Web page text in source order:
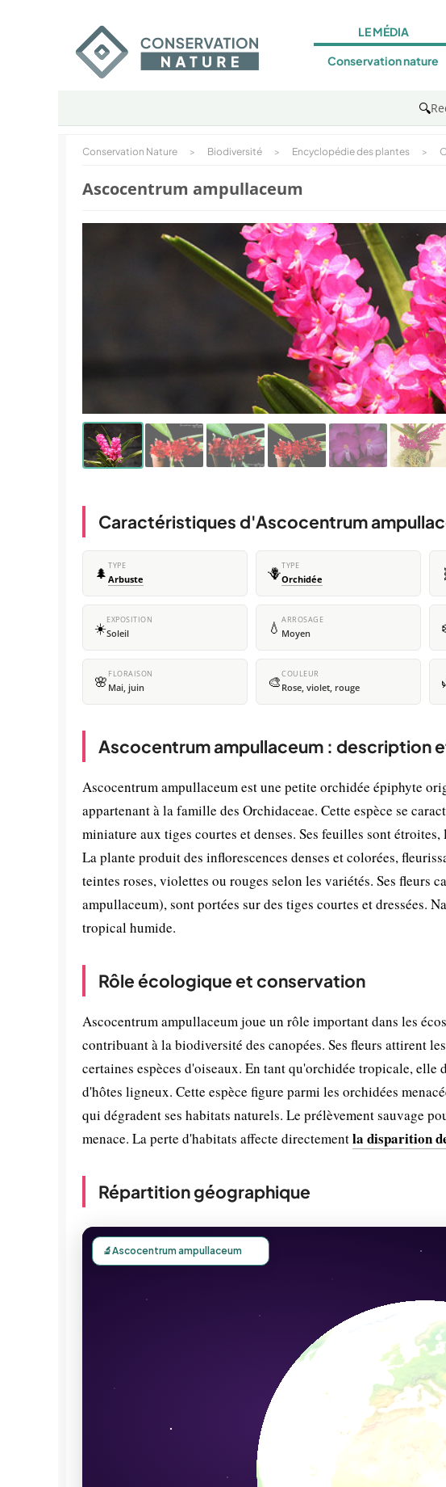
LE MÉDIA
Conservation nature
🔍
Conservation Nature > Biodiversité > Encyclopédie des plantes >
Ascocentrum ampullaceum
Caractéristiques d'Ascocentrum
🌲 TYPE
Arbuste 🪻TYPE
Orchidée
☀️EXPOSITION
Soleil 💧 ARROSAGE
Moyen
🌸 FLORAISON
Mai, juin 🎨COULEUR
Rose, violet, rouge
Ascocentrum ampullaceum : description
Ascocentrum ampullaceum est une petite orchidée épiphyte
appartenant à la famille des Orchidaceae. Cette espèce se
miniature aux tiges courtes et denses. Ses feuilles sont
La plante produit des inflorescences denses et colorées,
teintes roses, violettes ou rouges selon les variétés. Ses fleurs
ampullaceum), sont portées sur des tiges courtes et dressées.
tropical humide.
Rôle écologique et conservation
Ascocentrum ampullaceum joue un rôle important dans les
contribuant à la biodiversité des canopées. Ses fleurs attirent
certaines espèces d'oiseaux. En tant qu'orchidée tropicale,
d'hôtes ligneux. Cette espèce figure parmi les orchidées
qui dégradent ses habitats naturels. Le prélèvement sauvage
menace. La perte d'habitats affecte directementla disparition
Répartition géographique